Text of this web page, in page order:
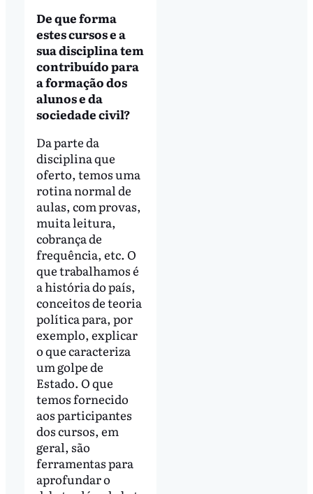
De que forma
estes cursos e a
sua disciplina tem
contribuído para
a formação dos
alunos e da
sociedade civil?
Da parte da
disciplina que
oferto, temos uma
rotina normal de
aulas, com provas,
muita leitura,
cobrança de
frequência, etc. O
que trabalhamos é
a história do país,
conceitos de teoria
política para, por
exemplo, explicar
o que caracteriza
um golpe de
Estado. O que
temos fornecido
aos participantes
dos cursos, em
geral, são
ferramentas para
aprofundar o